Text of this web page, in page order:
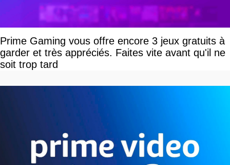
Prime Gaming vous offre encore 3 jeux gratuits à
garder et très appréciés. Faites vite avant qu'il ne
soit trop tard